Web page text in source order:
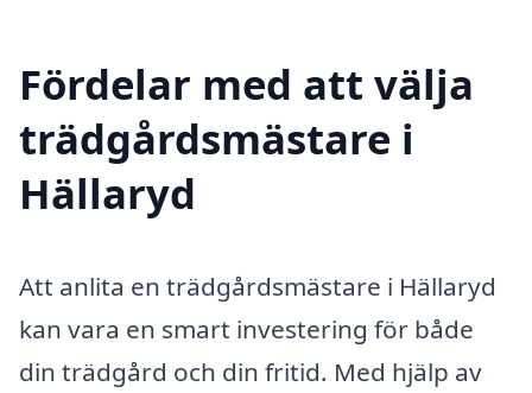
Fördelar med att välja
trädgårdsmästare i
Hällaryd
Att anlita en trädgårdsmästare i Hällaryd
kan vara en smart investering för både
din trädgård och din fritid. Med hjälp av